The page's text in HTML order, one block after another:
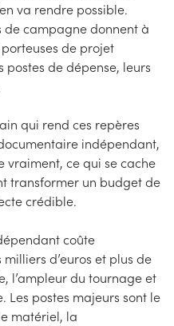
va rendre possible.
de campagne donnent à
de projet
postes de dépense, leurs
qui rend ces repères
indépendant,
vraiment, ce qui se cache
transformer un budget de
crédible.
coûte
d’euros et plus de
l’ampleur du tournage et
Les postes majeurs sont le
matériel, la